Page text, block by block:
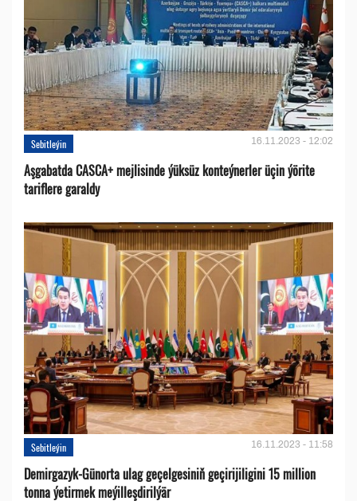
Sebitleýin 16.11.2023 - 12:02
Aşgabatda CASCA+ mejlisinde ýüksüz konteýnerler üçin ýörite
tariflere garaldy
Sebitleýin 16.11.2023 - 11:58
Demirgazyk-Günorta ulag geçelgesiniň geçirijiligini 15 million
tonna ýetirmek meýilleşdirilýär